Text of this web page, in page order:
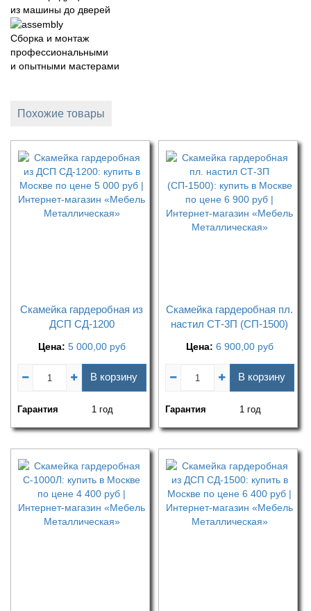
из машины до дверей
Сборка и монтаж
профессиональными
и опытными мастерами
Похожие товары
Скамейка гардеробная из
ДСП СД-1200
Цена: 5 000,00 руб
В корзину
Гарантия 1 год
Скамейка гардеробная пл.
настил СТ-3П (СП-1500)
Цена: 6 900,00 руб
В корзину
Гарантия 1 год